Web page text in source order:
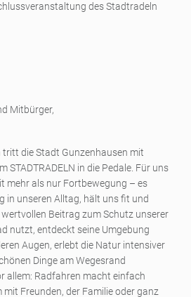
des Stadtradeln
Mitbürger,
die Stadt Gunzenhausen mit
STADTRADELN in die Pedale. Für uns
mehr als nur Fortbewegung – es
in unseren Alltag, hält uns fit und
Beitrag zum Schutz unserer
nutzt, entdeckt seine Umgebung
Augen, erlebt die Natur intensiver
Dinge am Wegesrand
allem: Radfahren macht einfach
mit Freunden, der Familie oder ganz